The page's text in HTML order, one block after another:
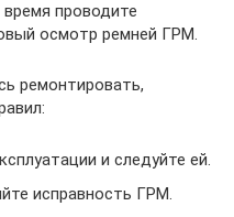
проводите
осмотр ремней ГРМ.
ремонтировать,
и следуйте ей.
исправность ГРМ.